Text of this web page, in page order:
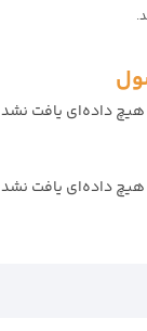
هیچ داده‌ای یافت نشد
هیچ داده‌ای یافت نشد